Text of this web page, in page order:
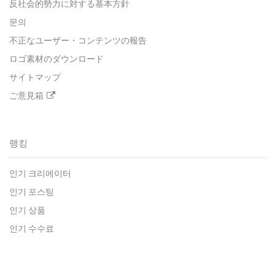
反社会的勢力に対する基本方針
문의
不正なユーザー・コンテンツの報告
ロゴ素材のダウンロード
サイトマップ
ご意見箱
랭킹
인기 크리에이터
인기 포스팅
인기 상품
인기 수수료